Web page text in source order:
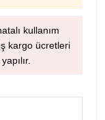
kullanım
kargo ücretleri